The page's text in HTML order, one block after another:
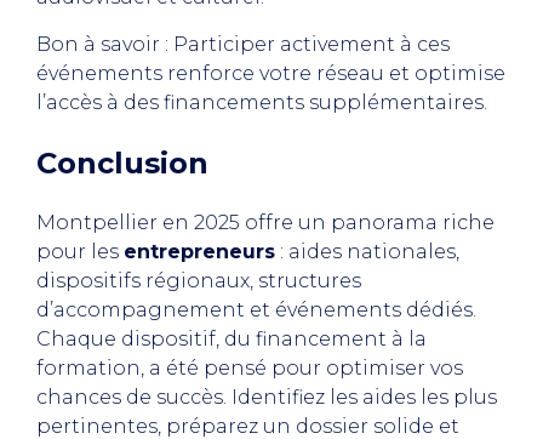
Bon à savoir : Participer activement à ces
événements renforce votre réseau et optimise
l’accès à des financements supplémentaires.
Conclusion
Montpellier en 2025 offre un panorama riche
pour les entrepreneurs : aides nationales,
dispositifs régionaux, structures
d’accompagnement et événements dédiés.
Chaque dispositif, du financement à la
formation, a été pensé pour optimiser vos
chances de succès. Identifiez les aides les plus
pertinentes, préparez un dossier solide et